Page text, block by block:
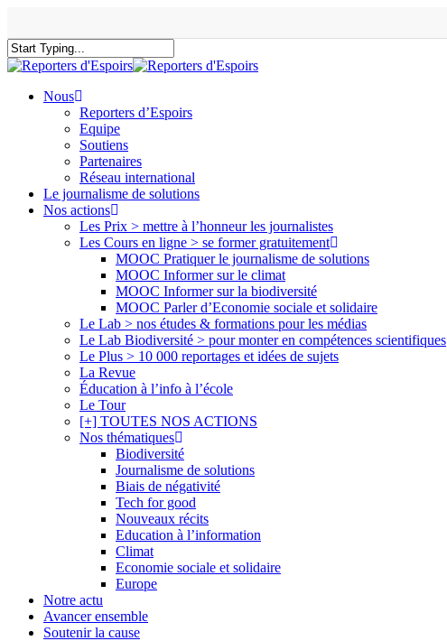
main
content
Close
search
Menu
Nous
Reporters d’Espoirs
Equipe
Soutiens
Partenaires
Réseau international
Le journalisme de solutions
Nos actions
Les Prix > mettre à l’honneur les journalistes
Les Cours en ligne > se former gratuitement
MOOC Pratiquer le journalisme de solutions
MOOC Informer sur le climat
MOOC Informer sur la biodiversité
MOOC Parler d’Economie sociale et solidaire
Le Lab > nos études & formations pour les médias
Le Lab Biodiversité > pour monter en compétences scientifiques
Le Plus > 10 000 reportages et idées de sujets
La Revue
Éducation à l’info à l’école
Le Tour
[+] TOUTES NOS ACTIONS
Nos thématiques
Biodiversité
Journalisme de solutions
Biais de négativité
Tech for good
Nouveaux récits
Education à l’information
Climat
Economie sociale et solidaire
Europe
Notre actu
Avancer ensemble
Soutenir la cause